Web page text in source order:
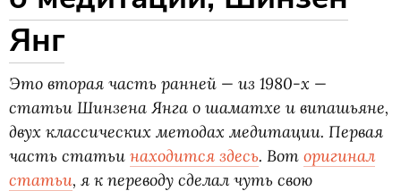
Янг
Это вторая часть ранней — из 1980-х —
статьи Шинзена Янга о шаматхе и випашьяне,
двух классических методах медитации. Первая
часть статьи находится здесь. Вот оригинал
статьи, я к переводу сделал чуть свою